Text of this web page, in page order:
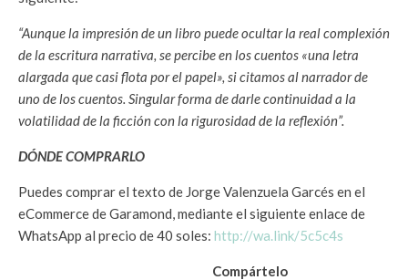
“Aunque la impresión de un libro puede ocultar la real complexión
de la escritura narrativa, se percibe en los cuentos «una letra
alargada que casi flota por el papel», si citamos al narrador de
uno de los cuentos. Singular forma de darle continuidad a la
volatilidad de la ficción con la rigurosidad de la reflexión”.
DÓNDE COMPRARLO
Puedes comprar el texto de Jorge Valenzuela Garcés en el
eCommerce de Garamond, mediante el siguiente enlace de
WhatsApp al precio de 40 soles: http://wa.link/5c5c4s
Compártelo